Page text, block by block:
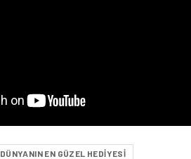
DÜNYANIN EN GÜZEL HEDIYESI